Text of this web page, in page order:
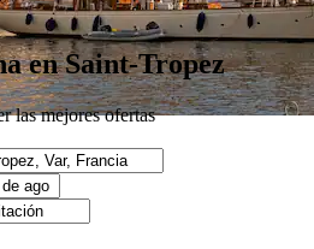
en Saint-Tropez
las mejores ofertas